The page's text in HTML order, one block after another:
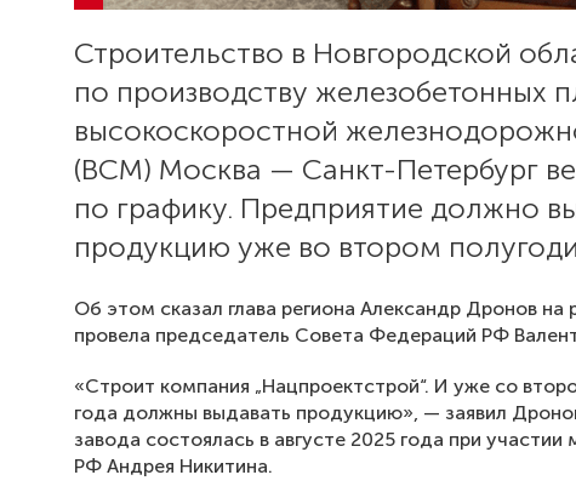
Строительство в Новгородской
по производству железобетонных
высокоскоростной
(ВСМ) Москва — Санкт-Петербург
по графику. Предприятие должно
продукцию уже во втором
Об этом сказал глава региона Александр Дронов на
провела председатель Совета Федераций РФ
«Строит компания „Нацпроектстрой“. И уже со
года должны выдавать продукцию», — заявил
завода состоялась в августе 2025 года при участии
РФ Андрея Никитина.